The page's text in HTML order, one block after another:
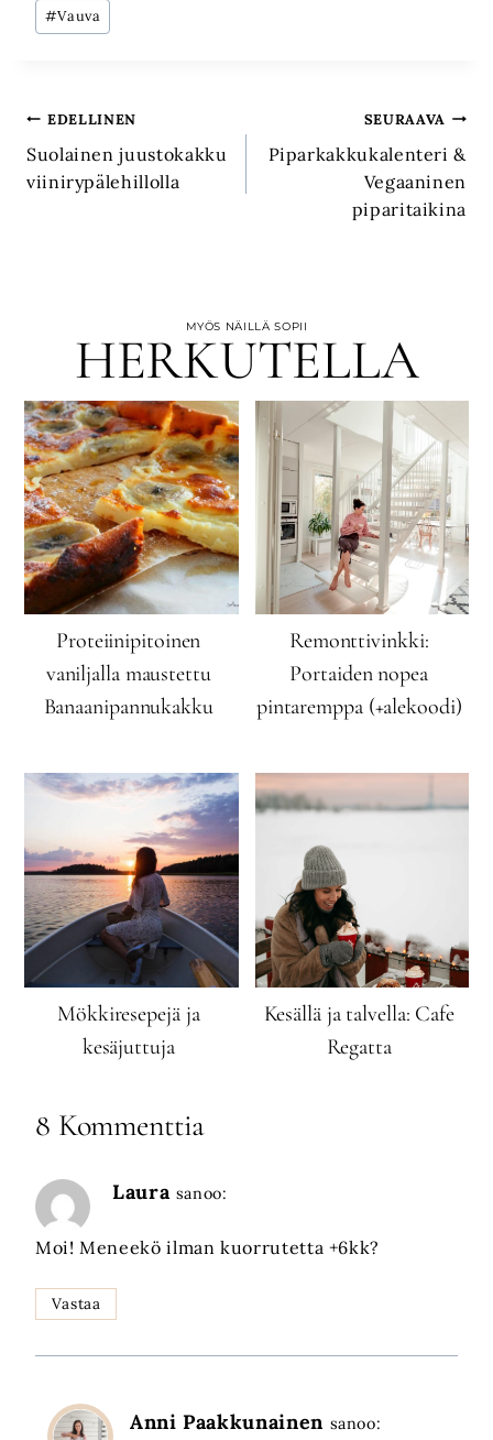
#Vauva
Artikkelien
selaus
EDELLINEN
Suolainen juustokakku
viinirypälehillolla
SEURAAVA
Piparkakkukalenteri &
Vegaaninen
piparitaikina
MYÖS NÄILLÄ SOPII
HERKUTELLA
Proteiinipitoinen
vaniljalla maustettu
Banaanipannukakku
Remonttivinkki:
Portaiden nopea
pintaremppa (+alekoodi)
Mökkiresepejä ja
kesäjuttuja
Kesällä ja talvella: Cafe
Regatta
8 Kommenttia
Laura sanoo:
Moi! Meneekö ilman kuorrutetta +6kk?
Vastaa
Anni Paakkunainen sanoo: